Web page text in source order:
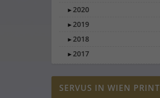
► 2020
► 2019
► 2018
► 2017
SERVUS IN WIEN PRINT